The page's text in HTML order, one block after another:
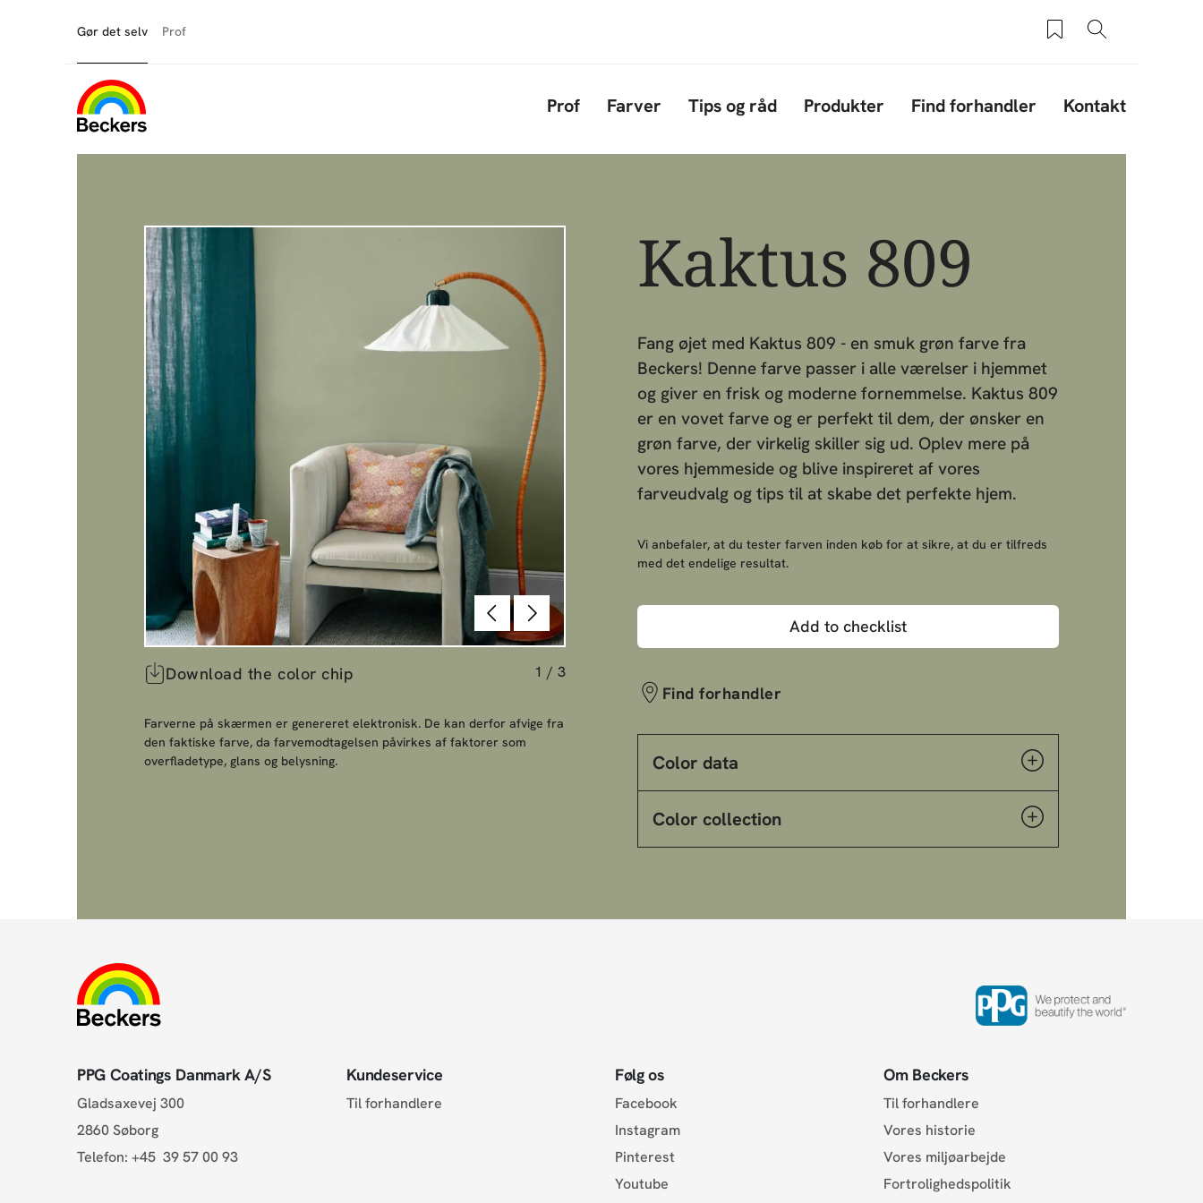
Gør det selv Prof Saved products
Søg
Prof Farver Tips og råd Produkter Find forhandler Kontakt
Kaktus 809
ForrigeNæste
Download the color chip 1 / 3
Farverne på skærmen er genereret elektronisk. De kan derfor afvige fra
den faktiske farve, da farvemodtagelsen påvirkes af faktorer som
overfladetype, glans og belysning.
Fang øjet med Kaktus 809 - en smuk grøn farve fra
Beckers! Denne farve passer i alle værelser i hjemmet
og giver en frisk og moderne fornemmelse. Kaktus 809
er en vovet farve og er perfekt til dem, der ønsker en
grøn farve, der virkelig skiller sig ud. Oplev mere på
vores hjemmeside og blive inspireret af vores
farveudvalg og tips til at skabe det perfekte hjem.
Vi anbefaler, at du tester farven inden køb for at sikre, at du er tilfreds
med det endelige resultat.
Add to checklist
Find forhandler
Color data
Color collection
PPG Coatings Danmark A/S
Gladsaxevej 300
2860 Søborg
Telefon:+45 39 57 00 93
Kundeservice
Til forhandlere
Følg os
Facebook
Instagram
Pinterest
Youtube
Om Beckers
Til forhandlere
Vores historie
Vores miljøarbejde
Fortrolighedspolitik